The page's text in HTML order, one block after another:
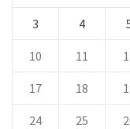
3 4
10 11
17 18
24 25